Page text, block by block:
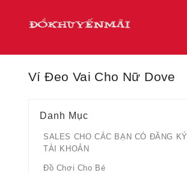
Ví Đeo Vai Cho Nữ Dove
Danh Mục
SALES CHO CÁC BẠN CÓ ĐĂNG KÝ
TÀI KHOẢN
Đồ Chơi Cho Bé